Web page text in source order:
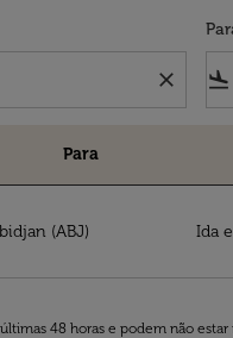
close flight_land
Para
(ABJ) Ida
48 horas e podem não